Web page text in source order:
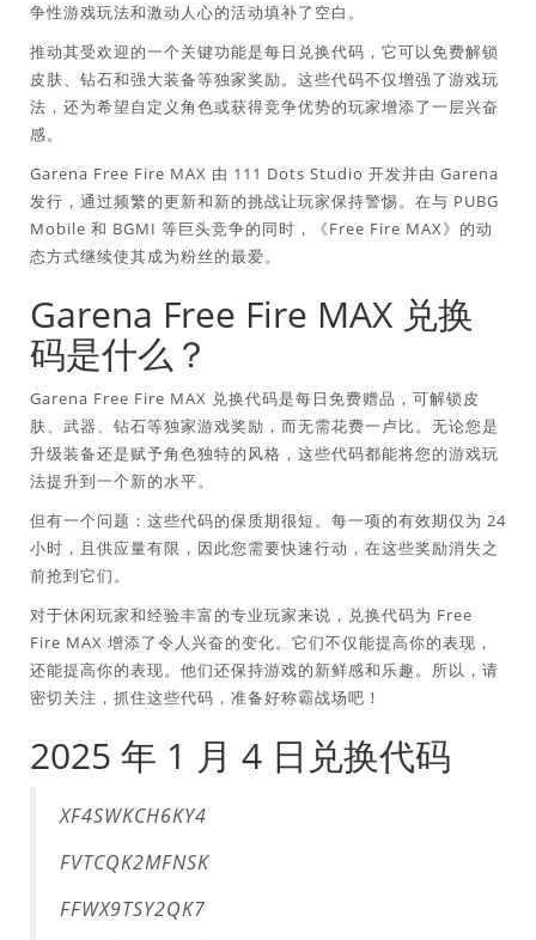
争性游戏玩法和激动人心的活动填补了空白。
推动其受欢迎的一个关键功能是每日兑换代码，它可以免费解锁
皮肤、钻石和强大装备等独家奖励。这些代码不仅增强了游戏玩
法，还为希望自定义角色或获得竞争优势的玩家增添了一层兴奋
感。
Garena Free Fire MAX 由 111 Dots Studio 开发并由 Garena
发行，通过频繁的更新和新的挑战让玩家保持警惕。在与 PUBG
Mobile 和 BGMI 等巨头竞争的同时，《Free Fire MAX》的动
态方式继续使其成为粉丝的最爱。
Garena Free Fire MAX 兑换
码是什么？
Garena Free Fire MAX 兑换代码是每日免费赠品，可解锁皮
肤、武器、钻石等独家游戏奖励，而无需花费一卢比。无论您是
升级装备还是赋予角色独特的风格，这些代码都能将您的游戏玩
法提升到一个新的水平。
但有一个问题：这些代码的保质期很短。每一项的有效期仅为 24
小时，且供应量有限，因此您需要快速行动，在这些奖励消失之
前抢到它们。
对于休闲玩家和经验丰富的专业玩家来说，兑换代码为 Free
Fire MAX 增添了令人兴奋的变化。它们不仅能提高你的表现，
还能提高你的表现。他们还保持游戏的新鲜感和乐趣。所以，请
密切关注，抓住这些代码，准备好称霸战场吧！
2025 年 1 月 4 日兑换代码
XF4SWKCH6KY4
FVTCQK2MFNSK
FFWX9TSY2QK7